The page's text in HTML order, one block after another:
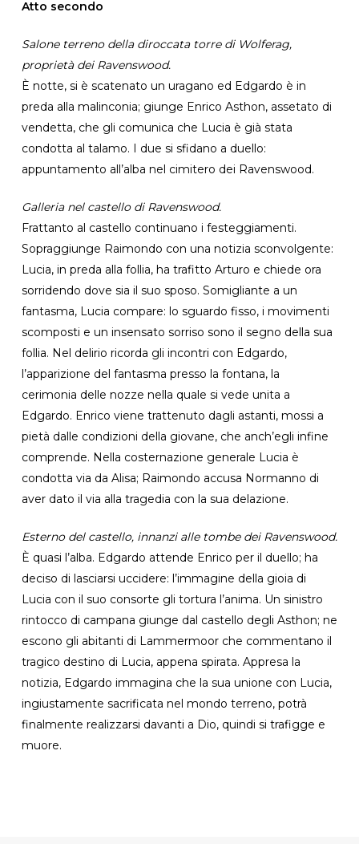
Atto secondo
Salone terreno della diroccata torre di Wolferag,
proprietà dei Ravenswood.
È notte, si è scatenato un uragano ed Edgardo è in
preda alla malinconia; giunge Enrico Asthon, assetato di
vendetta, che gli comunica che Lucia è già stata
condotta al talamo. I due si sfidano a duello:
appuntamento all’alba nel cimitero dei Ravenswood.
Galleria nel castello di Ravenswood.
Frattanto al castello continuano i festeggiamenti.
Sopraggiunge Raimondo con una notizia sconvolgente:
Lucia, in preda alla follia, ha trafitto Arturo e chiede ora
sorridendo dove sia il suo sposo. Somigliante a un
fantasma, Lucia compare: lo sguardo fisso, i movimenti
scomposti e un insensato sorriso sono il segno della sua
follia. Nel delirio ricorda gli incontri con Edgardo,
l’apparizione del fantasma presso la fontana, la
cerimonia delle nozze nella quale si vede unita a
Edgardo. Enrico viene trattenuto dagli astanti, mossi a
pietà dalle condizioni della giovane, che anch’egli infine
comprende. Nella costernazione generale Lucia è
condotta via da Alisa; Raimondo accusa Normanno di
aver dato il via alla tragedia con la sua delazione.
Esterno del castello, innanzi alle tombe dei Ravenswood.
È quasi l’alba. Edgardo attende Enrico per il duello; ha
deciso di lasciarsi uccidere: l’immagine della gioia di
Lucia con il suo consorte gli tortura l’anima. Un sinistro
rintocco di campana giunge dal castello degli Asthon; ne
escono gli abitanti di Lammermoor che commentano il
tragico destino di Lucia, appena spirata. Appresa la
notizia, Edgardo immagina che la sua unione con Lucia,
ingiustamente sacrificata nel mondo terreno, potrà
finalmente realizzarsi davanti a Dio, quindi si trafigge e
muore.